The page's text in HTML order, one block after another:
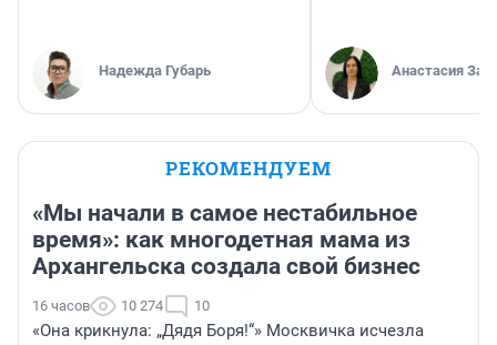
Надежда Губарь Анастасия
РЕКОМЕНДУЕМ
«Мы начали в самое нестабильное
время»: как многодетная мама из
Архангельска создала свой бизнес
16 часов 10 274 10
«Она крикнула: „Дядя Боря!“» Москвичка исчезла